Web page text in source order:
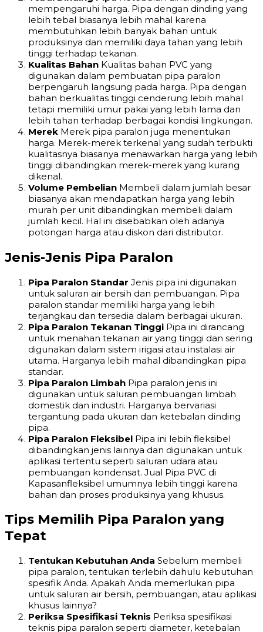
mempengaruhi harga. Pipa dengan dinding yang
lebih tebal biasanya lebih mahal karena
membutuhkan lebih banyak bahan untuk
produksinya dan memiliki daya tahan yang lebih
tinggi terhadap tekanan.
Kualitas Bahan Kualitas bahan PVC yang
digunakan dalam pembuatan pipa paralon
berpengaruh langsung pada harga. Pipa dengan
bahan berkualitas tinggi cenderung lebih mahal
tetapi memiliki umur pakai yang lebih lama dan
lebih tahan terhadap berbagai kondisi lingkungan.
Merek Merek pipa paralon juga menentukan
harga. Merek-merek terkenal yang sudah terbukti
kualitasnya biasanya menawarkan harga yang lebih
tinggi dibandingkan merek-merek yang kurang
dikenal.
Volume Pembelian Membeli dalam jumlah besar
biasanya akan mendapatkan harga yang lebih
murah per unit dibandingkan membeli dalam
jumlah kecil. Hal ini disebabkan oleh adanya
potongan harga atau diskon dari distributor.
Jenis-Jenis Pipa Paralon
Pipa Paralon Standar Jenis pipa ini digunakan
untuk saluran air bersih dan pembuangan. Pipa
paralon standar memiliki harga yang lebih
terjangkau dan tersedia dalam berbagai ukuran.
Pipa Paralon Tekanan Tinggi Pipa ini dirancang
untuk menahan tekanan air yang tinggi dan sering
digunakan dalam sistem irigasi atau instalasi air
utama. Harganya lebih mahal dibandingkan pipa
standar.
Pipa Paralon Limbah Pipa paralon jenis ini
digunakan untuk saluran pembuangan limbah
domestik dan industri. Harganya bervariasi
tergantung pada ukuran dan ketebalan dinding
pipa.
Pipa Paralon Fleksibel Pipa ini lebih fleksibel
dibandingkan jenis lainnya dan digunakan untuk
aplikasi tertentu seperti saluran udara atau
pembuangan kondensat. Jual Pipa PVC di
Kapasanfleksibel umumnya lebih tinggi karena
bahan dan proses produksinya yang khusus.
Tips Memilih Pipa Paralon yang
Tepat
Tentukan Kebutuhan Anda Sebelum membeli
pipa paralon, tentukan terlebih dahulu kebutuhan
spesifik Anda. Apakah Anda memerlukan pipa
untuk saluran air bersih, pembuangan, atau aplikasi
khusus lainnya?
Periksa Spesifikasi Teknis Periksa spesifikasi
teknis pipa paralon seperti diameter, ketebalan